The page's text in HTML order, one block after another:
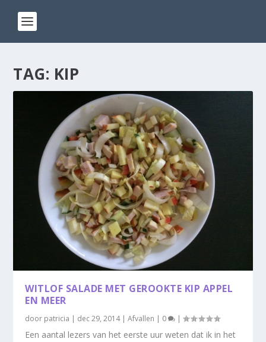
TAG: KIP
WITLOF SALADE MET GEROOKTE KIP APPEL
EN MEER
door patricia | dec 29, 2014|Afvallen | 0 |
Een aantal lezers van het eerste uur weten dat ik in het